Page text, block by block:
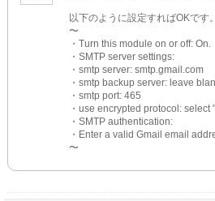
以下のように設定すればOKです。
〜
・Turn this module on or off: On.
・SMTP server settings:
・smtp server: smtp.gmail.com
・smtp backup server: leave
・smtp port: 465
・use encrypted protocol: select
・SMTP authentication:
・Enter a valid Gmail email
〜